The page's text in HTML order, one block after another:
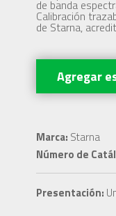
de banda
Calibración
de Starna,
Agregar
Marca: Starna
Número de
Presentación: